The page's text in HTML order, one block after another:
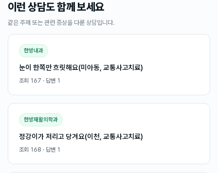
이런 상담도 함께 보세요
같은 주제 또는 관련 증상을 다룬 상담입니다.
한방내과
눈이 한쪽만 흐릿해요(미아동, 교통사고치료)
조회 167 · 답변 1
한방재활의학과
정강이가 저리고 당겨요(이천, 교통사고치료)
조회 168 · 답변 1